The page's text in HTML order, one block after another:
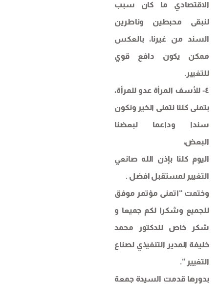
الاقتصادي ما كان سبب
لنبقى محبطين وناطرين
السند من غيرنا، بالعكس
ممكن يكون دافع قوي
للتغيير.
٤‐ للأسف المرأة عدو للمرأة،
بتمنى كلنا نتمنى الخير ونكون
سندا وداعما لبعضنا
البعض،
اليوم كلنا بإذن الله صانعي
التغيير لمستقبل افضل .
وختمت “اتمنى مؤتمر موفق
للجميع وشكرا لكم جميعا و
شكر خاص للدكتور محمد
خليفة المدير التنفيذي لصناع
التغيير “.
بدورها قدمت السيدة جمعة